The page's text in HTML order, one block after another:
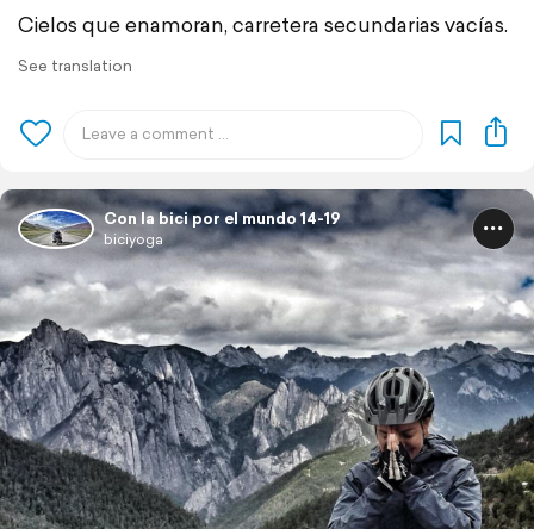
Cielos que enamoran, carretera secundarias vacías.
See translation
Con la bici por el mundo 14-19
biciyoga